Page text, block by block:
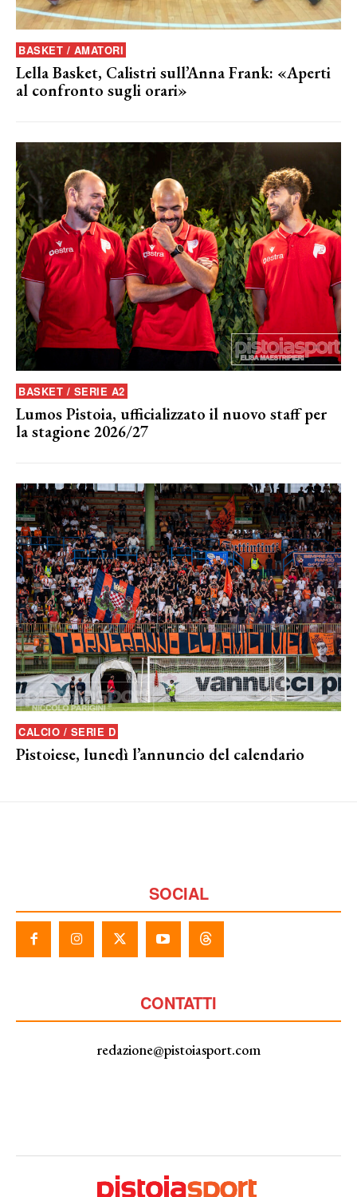
BASKET / AMATORI
Lella Basket, Calistri sull’Anna Frank: «Aperti
al confronto sugli orari»
BASKET / SERIE A2
Lumos Pistoia, ufficializzato il nuovo staff per
la stagione 2026/27
CALCIO / SERIE D
Pistoiese, lunedì l’annuncio del calendario
SOCIAL
CONTATTI
redazione@pistoiasport.com